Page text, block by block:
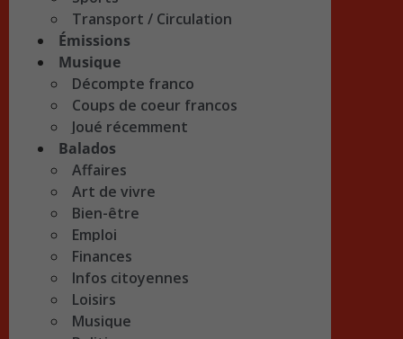
Transport / Circulation
Émissions
Musique
Décompte franco
Coups de coeur francos
Joué récemment
Balados
Affaires
Art de vivre
Bien-être
Emploi
Finances
Infos citoyennes
Loisirs
Musique